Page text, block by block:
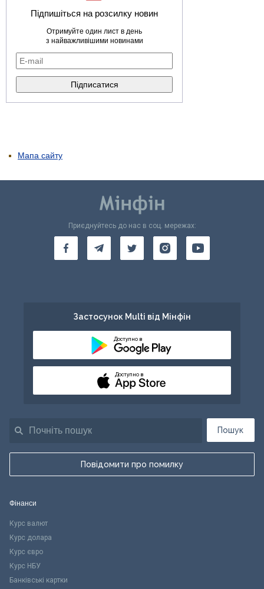
Підпишіться на розсилку новин
Отримуйте один лист в день
з найважливішими новинами
Мапа сайту
Пошук
Повідомити про помилку
Приєднуйтесь до нас в соц. мережах:
Застосунок Multi від Мінфін
Доступно в
Доступно в
Фінанси
Курс валют
Курс долара
Курс євро
Курс НБУ
Банківські картки